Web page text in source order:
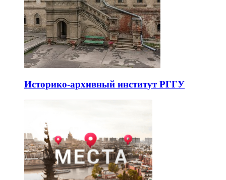
Историко-архивный институт РГГУ